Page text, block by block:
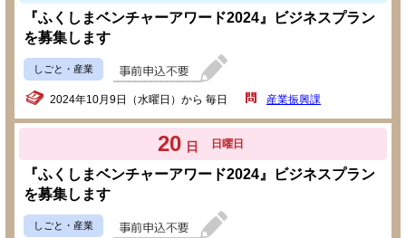
『ふくしまベンチャーアワード2024』ビジネスプラン
を募集します
しごと・産業
2024年10月9日（水曜日）から 毎日 産業振興課
20 日 日曜日
『ふくしまベンチャーアワード2024』ビジネスプラン
を募集します
しごと・産業